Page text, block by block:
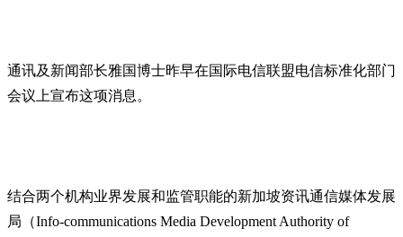
通讯及新闻部长雅国博士昨早在国际电信联盟电信标准化部门
会议上宣布这项消息。
结合两个机构业界发展和监管职能的新加坡资讯通信媒体发展
局（Info-communications Media Development Authority of